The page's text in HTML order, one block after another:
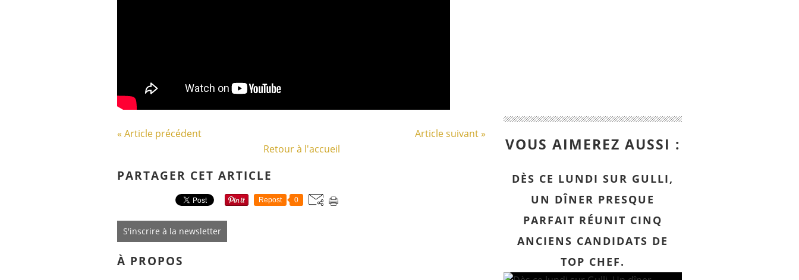
« Article précédent
Article suivant »
Retour à l'accueil
PARTAGER CET ARTICLE
Repost 0
S'inscrire à la newsletter
À PROPOS
VOUS AIMEREZ AUSSI :
DÈS CE LUNDI SUR GULLI,
UN DÎNER PRESQUE
PARFAIT RÉUNIT CINQ
ANCIENS CANDIDATS DE
TOP CHEF.